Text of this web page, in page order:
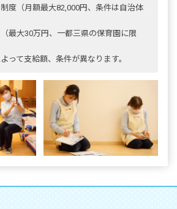
度（月額最大82,000円、条件は自治体
最大30万円、一都三県の保育園に限
って支給額、条件が異なります。